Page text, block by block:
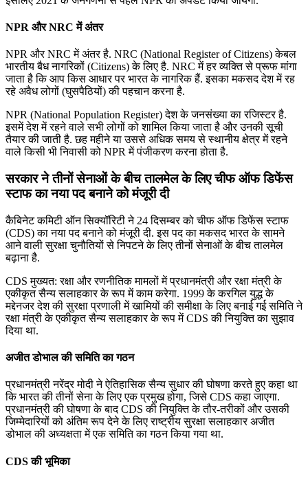
NPR और NRC में अंतर
NPR और NRC में अंतर है. NRC (National Register of Citizens) केबल
भारतीय बैध नागरिकों (Citizens) के लिए है. NRC में हर व्यक्ति से प्रूफ मांगा
जाता है कि आप किस आधार पर भारत के नागरिक हैं. इसका मकसद देश में रह
रहे अवैध लोगों (घुसपैठियों) की पहचान करना है.
NPR (National Population Register) देश के जनसंख्या का रजिस्टर है.
इसमें देश में रहने वाले सभी लोगों को शामिल किया जाता है और उनकी सूची
तैयार की जाती है. छह महीने या उससे अधिक समय से स्थानीय क्षेत्र में रहने
वाले किसी भी निवासी को NPR में पंजीकरण करना होता है.
सरकार ने तीनों सेनाओं के बीच तालमेल के लिए चीफ ऑफ डिफेंस
स्टाफ का नया पद बनाने को मंजूरी दी
कैबिनेट कमिटी ऑन सिक्यॉरिटी ने 24 दिसम्बर को चीफ ऑफ डिफेंस स्टाफ
(CDS) का नया पद बनाने को मंजूरी दी. इस पद का मकसद भारत के सामने
आने वाली सुरक्षा चुनौतियों से निपटने के लिए तीनों सेनाओं के बीच तालमेल
बढ़ाना है.
CDS मुख्यत: रक्षा और रणनीतिक मामलों में प्रधानमंत्री और रक्षा मंत्री के
एकीकृत सैन्य सलाहकार के रूप में काम करेगा. 1999 के करगिल युद्ध के
मद्देनजर देश की सुरक्षा प्रणाली में खामियों की समीक्षा के लिए बनाई गई समिति ने
रक्षा मंत्री के एकीकृत सैन्य सलाहकार के रूप में CDS की नियुक्ति का सुझाव
दिया था.
अजीत डोभाल की समिति का गठन
प्रधानमंत्री नरेंद्र मोदी ने ऐतिहासिक सैन्य सुधार की घोषणा करते हुए कहा था
कि भारत की तीनों सेना के लिए एक प्रमुख होगा, जिसे CDS कहा जाएगा.
प्रधानमंत्री की घोषणा के बाद CDS की नियुक्ति के तौर-तरीकों और उसकी
जिम्मेदारियों को अंतिम रूप देने के लिए राष्ट्रीय सुरक्षा सलाहकार अजीत
डोभाल की अध्यक्षता में एक समिति का गठन किया गया था.
CDS की भूमिका